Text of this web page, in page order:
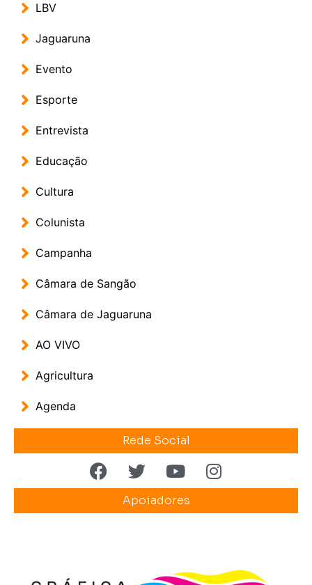
LBV
Jaguaruna
Evento
Esporte
Entrevista
Educação
Cultura
Colunista
Campanha
Câmara de Sangão
Câmara de Jaguaruna
AO VIVO
Agricultura
Agenda
Rede Social
Apoiadores